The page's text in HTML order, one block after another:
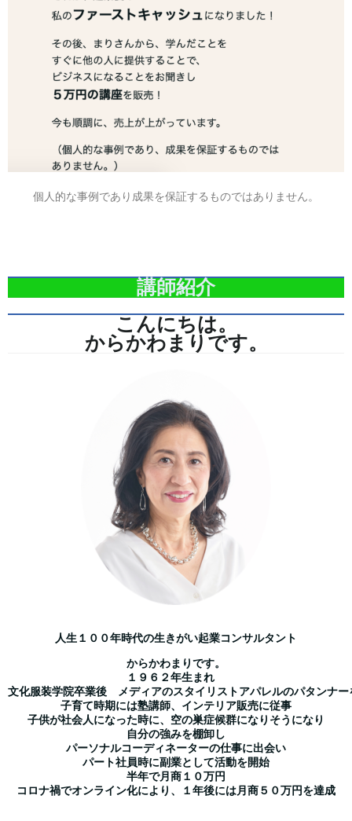
個人的な事例であり成果を保証するものではありません。
講師紹介
こんにちは。
からかわまりです。
人生１００年時代の生きがい起業コンサルタント
からかわまりです。
１９６２年生まれ
文化服装学院卒業後 メディアのスタイリストアパレルのパタンナー
子育て時期には塾講師、インテリア販売に従事
子供が社会人になった時に、 空の巣症候群になりそうになり
自分の強みを棚卸し
パーソナルコーディネーターの仕事に出会い
パート社員時に副業として活動を開始
半年で月商１０万円
コロナ禍でオンライン化により、
１年後には月商５０万円を達成